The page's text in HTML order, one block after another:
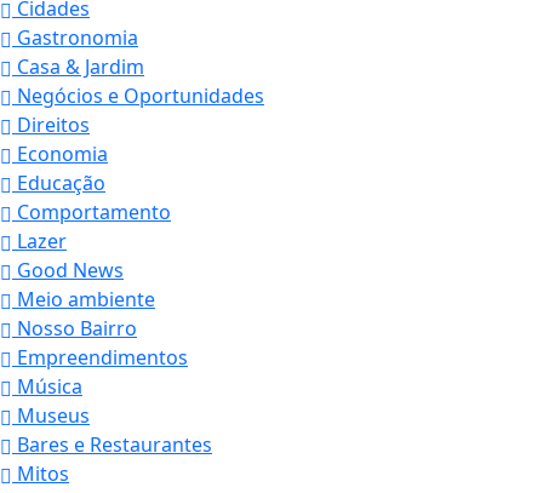
Cidades
Gastronomia
Casa & Jardim
Negócios e Oportunidades
Direitos
Economia
Educação
Comportamento
Lazer
Good News
Meio ambiente
Nosso Bairro
Empreendimentos
Música
Museus
Bares e Restaurantes
Mitos